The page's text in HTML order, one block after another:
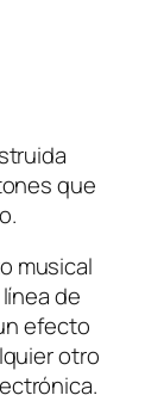
que
musical
de
efecto
otro